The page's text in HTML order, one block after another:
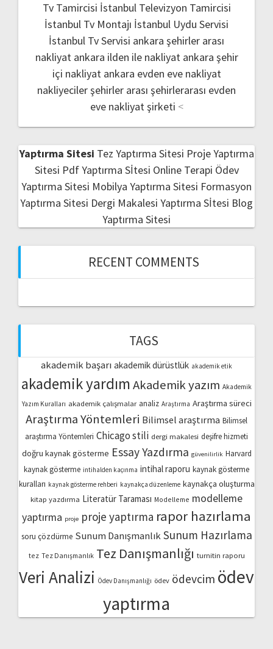
Tv Tamircisi İstanbul Televizyon Tamircisi
İstanbul Tv Montajı İstanbul Uydu Servisi
İstanbul Tv Servisi ankara şehirler arası
nakliyat ankara ilden ile nakliyat ankara şehir
içi nakliyat ankara evden eve nakliyat
nakliyeciler şehirler arası şehirlerarası evden
eve nakliyat şirketi <
Yaptırma Sitesi Tez Yaptırma Sitesi Proje Yaptırma
Sitesi Pdf Yaptırma Sİtesi Online Terapi Ödev
Yaptırma Sitesi Mobilya Yaptırma Sitesi Formasyon
Yaptırma Sitesi Dergi Makalesi Yaptırma Sİtesi Blog
Yaptırma Sitesi
RECENT COMMENTS
TAGS
akademik başarı akademik dürüstlük akademik etik
akademik yardımAkademik yazım Akademik
Yazım Kuralları akademik çalışmalar analiz Araştırma Araştırma süreci
Araştırma Yöntemleri Bilimsel araştırma Bilimsel
araştırma Yöntemleri Chicago stili dergi makalesi deşifre hizmeti
doğru kaynak gösterme Essay Yazdırma güvenilirlik Harvard
kaynak gösterme intihalden kaçınma intihal raporu kaynak gösterme
kuralları kaynak gösterme rehberi kaynakça düzenleme kaynakça oluşturma
kitap yazdırma Literatür Taraması Modelleme modelleme
yaptırma proje proje yaptırma rapor hazırlama
soru çözdürme Sunum Danışmanlık Sunum Hazırlama
tez Tez Danışmanlık Tez Danışmanlığı turnitin raporu
Veri Analizi Ödev Danışmanlığı ödev ödevcim ödev
yaptırma